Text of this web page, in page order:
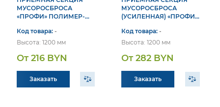
МУСОРОСБРОСА
«ПРОФИ» ПОЛИМЕР-
Код товара: -
Высота: 1200 мм
От 216 BYN
Заказать
МУСОРОСБРОСА
(УСИЛЕННАЯ) «ПРОФИ»
Код товара:-
Высота: 1200 мм
От 282 BYN
Заказать